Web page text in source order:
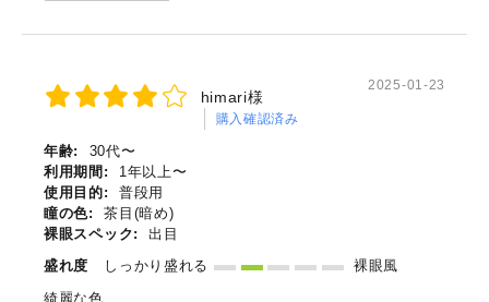
himari様
購入確認済み
2025-01-23
年齢:
30代〜
利用期間:
1年以上〜
使用目的:
普段用
瞳の色:
茶目(暗め)
裸眼スペック:
出目
盛れ度
しっかり盛れる
裸眼風
綺麗な色